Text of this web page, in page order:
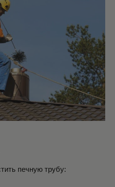
печную трубу: